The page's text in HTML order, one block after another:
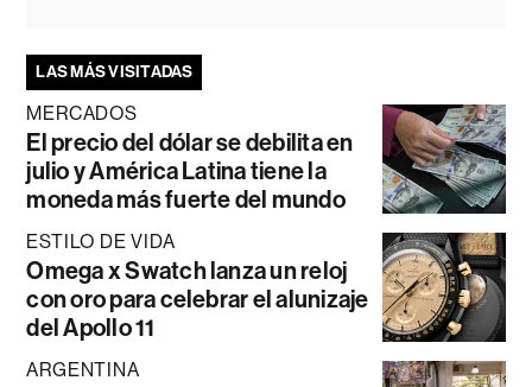
LAS MÁS VISITADAS
MERCADOS
El precio del dólar se debilita en
julio y América Latina tiene la
moneda más fuerte del mundo
ESTILO DE VIDA
Omega x Swatch lanza un reloj
con oro para celebrar el alunizaje
del Apollo 11
ARGENTINA